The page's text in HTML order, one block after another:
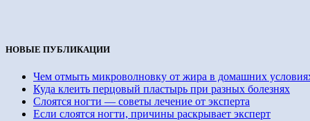
НОВЫЕ ПУБЛИКАЦИИ
Чем отмыть микроволновку от жира в домашних
Куда клеить перцовый пластырь при разных болезнях
Слоятся ногти — советы лечение от эксперта
Если слоятся ногти, причины раскрывает эксперт